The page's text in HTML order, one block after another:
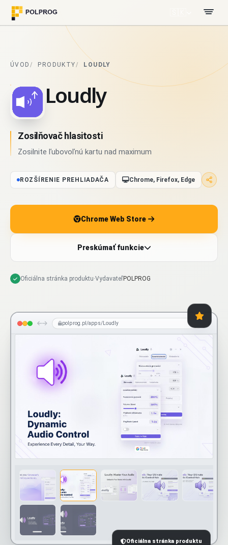
ÚVOD PRODUKTY LOUDLY
Loudly
Zosilňovač hlasitosti
Zosilnite ľubovoľnú kartu nad maximum
ROZŠÍRENIE PREHLIADAČA Chrome, Firefox, Edge
Chrome Web Store
Preskúmať funkcie
Oficiálna stránka produktu·VydavateľPOLPROG
polprog.pl/apps/Loudly
Oficiálna stránka produktu